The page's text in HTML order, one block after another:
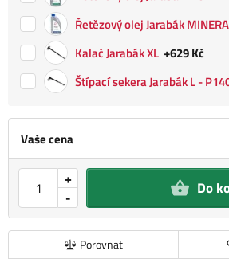
Vaše cena
-
+ Do
Porovnat
Řetězový olej Jarabák
Kalač Jarabák XL +629 Kč
Štípací sekera Jarabák L -